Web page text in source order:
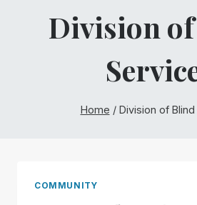
Division
Home / Division of
COMMUNITY